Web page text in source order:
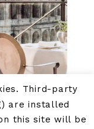
Third-party
are installed
this site will be